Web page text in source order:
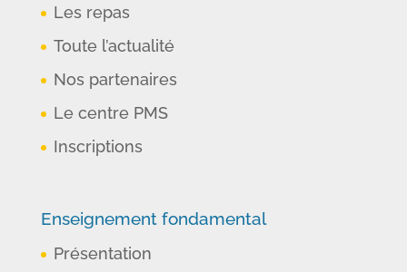
Les repas
Toute l’actualité
Nos partenaires
Le centre PMS
Inscriptions
Enseignement fondamental
Présentation